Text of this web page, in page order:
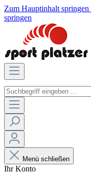
Zum Hauptinhalt springen
springen
Menü schließen
Ihr Konto